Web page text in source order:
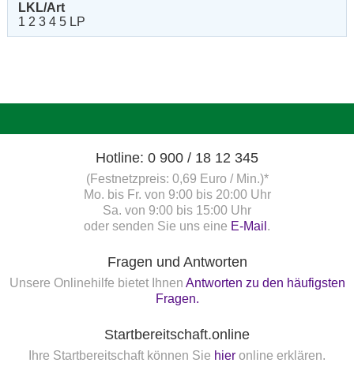
LKL/Art
1 2 3 4 5 LP
Hotline: 0 900 / 18 12 345
(Festnetzpreis: 0,69 Euro / Min.)*
Mo. bis Fr. von 9:00 bis 20:00 Uhr
Sa. von 9:00 bis 15:00 Uhr
oder senden Sie uns eine E-Mail .
Fragen und Antworten
Unsere Onlinehilfe bietet Ihnen Antworten zu den häufigsten
Fragen.
Startbereitschaft.online
Ihre Startbereitschaft können Sie hier online erklären.